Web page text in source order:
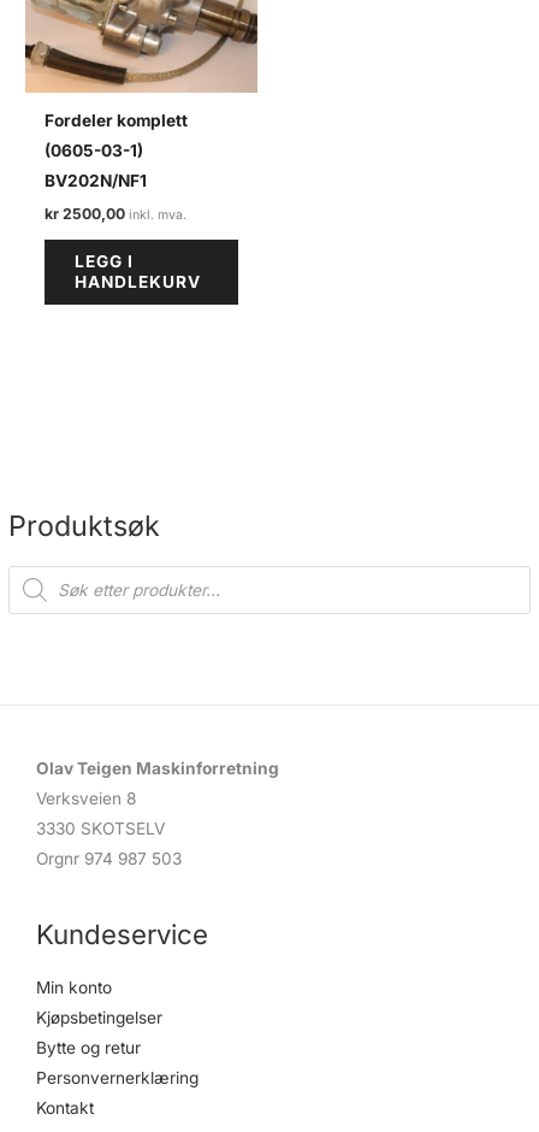
Produktsøk
P
d
Fordeler komplett
(0605-03-1)
BV202N/NF1
kr 2500,00
LEGG I
HANDLEKURV
Olav Teigen Maskinforretning
Verksveien 8
3330 SKOTSELV
Orgnr 974 987 503
Kundeservice
Min konto
Kjøpsbetingelser
Bytte og retur
Personvernerklæring
Kontakt